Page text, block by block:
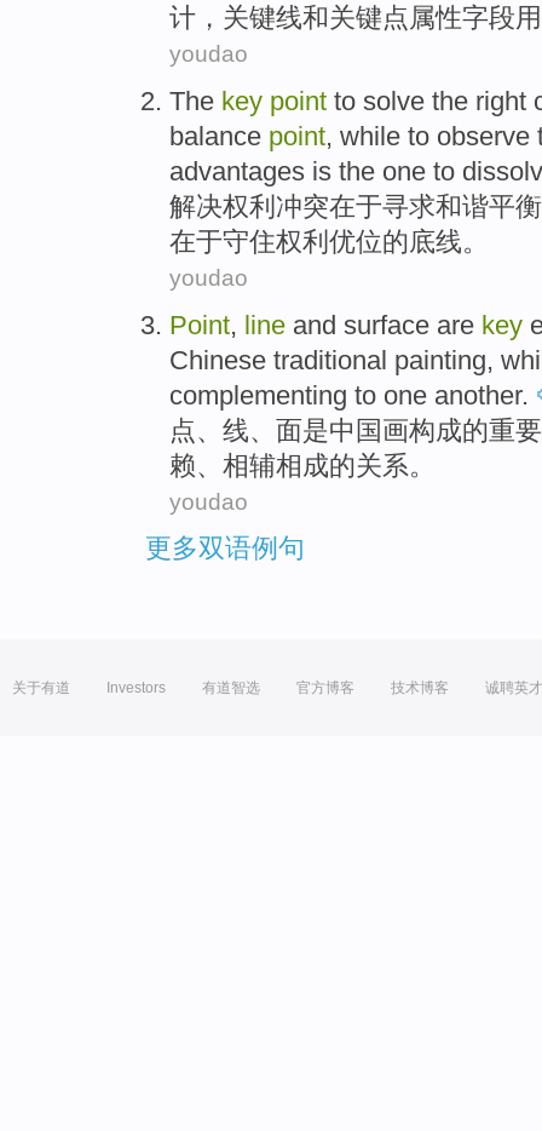
计 ， 关键线和关键点 属性字段
youdao
The key point to solve the right
balance point, while to observe
advantages is the one to
解决权利 冲突在于寻求和谐平
在于守住权利 优位的底线。
youdao
Point, line and surface are key
Chinese traditional painting,
complementing to one another.
点、 线、 面是中国画构成的重要
赖、相辅相成的关系。
youdao
更多双语例句
关于有道 Investors 有道智选 官方博客 技术博客 诚聘英才